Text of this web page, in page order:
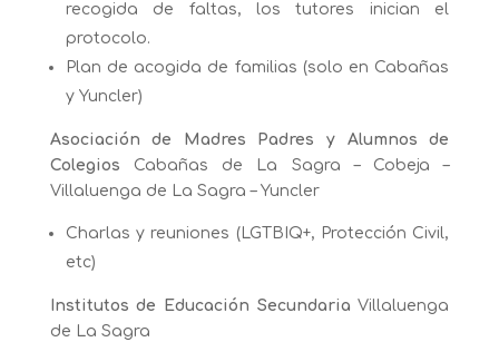
recogida de faltas, los tutores inician el
protocolo.
Plan de acogida de familias (solo en Cabañas
y Yuncler)
Asociación de Madres Padres y Alumnos de
Colegios Cabañas de La Sagra – Cobeja –
Villaluenga de La Sagra – Yuncler
Charlas y reuniones (LGTBIQ+, Protección Civil,
etc)
Institutos de Educación SecundariaVillaluenga
de La Sagra